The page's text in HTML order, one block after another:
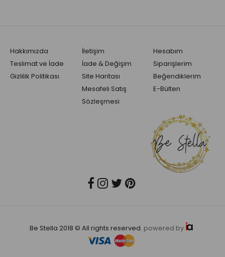
Hakkımızda
Teslimat ve İade
Gizlilik Politikası
İletişim
İade & Değişim
Site Haritası
Mesafeli Satış
Sözleşmesi
Hesabım
Siparişlerim
Beğendiklerim
E-Bülten
Be Stella 2018 © All rights reserved. powered by